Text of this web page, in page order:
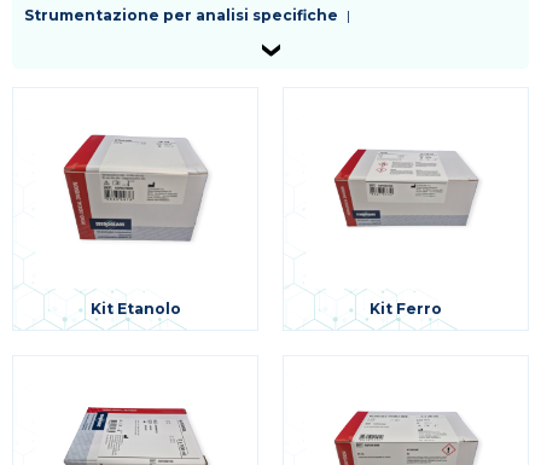
Strumentazione per analisi specifiche
Kit Etanolo Kit Ferro